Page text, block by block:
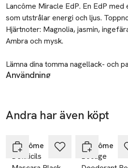
Beskrivning
Lancôme Miracle EdP. En EdP
som utstrålar energi och ljus.
Hjärtnoter: Magnolia, jasmin,
Ambra och mysk.
Lämna dina tomma nagellack- och
avfall på kommunens miljöstation.
Användning
gå sedan genom molnet.
Återvinning
avfall på kommunens miljöstation.
Säkerhet
VIKTIGT: PRODUKTEN ÄR
Andra har även köpt
Lancôme
Definicils
Lancôme
Bocage